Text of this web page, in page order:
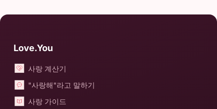
Love.You
사랑 계산기
"사랑해"라고 말하기
사랑 가이드